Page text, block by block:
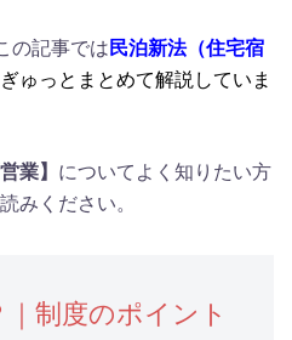
の記事では民泊新法（住宅宿
ゅっとまとめて解説していま
業】 についてよく知りたい方
みください。
制度のポイント